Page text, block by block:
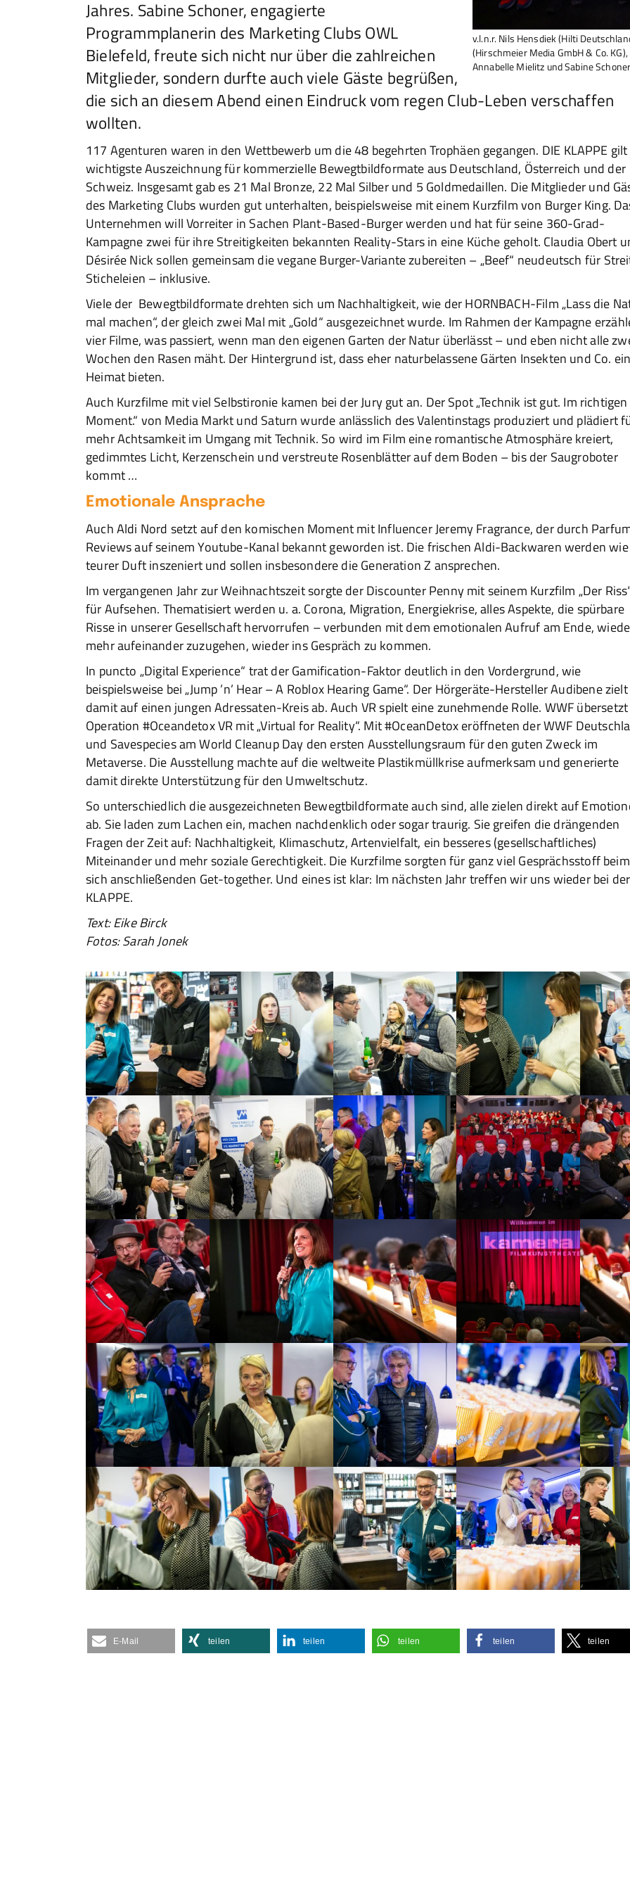
v.l.n.r. Nils Hensdiek (Hilti
(Hirschmeier Media GmbH & Co.
Annabelle Mielitz und Sabine
Jahres. Sabine Schoner, engagierte
Programmplanerin des Marketing Clubs OWL
Bielefeld, freute sich nicht nur über die zahlreichen
Mitglieder, sondern durfte auch viele Gäste begrüßen,
die sich an diesem Abend einen Eindruck vom regen Club-Leben verschaffen
wollten.
117 Agenturen waren in den Wettbewerb um die 48 begehrten Trophäen gegangen. DIE KLAPPE
wichtigste Auszeichnung für kommerzielle Bewegtbildformate aus Deutschland, Österreich und der
Schweiz. Insgesamt gab es 21 Mal Bronze, 22 Mal Silber und 5 Goldmedaillen. Die Mitglieder und
des Marketing Clubs wurden gut unterhalten, beispielsweise mit einem Kurzfilm von Burger King.
Unternehmen will Vorreiter in Sachen Plant-Based-Burger werden und hat für seine 360-Grad-
Kampagne zwei für ihre Streitigkeiten bekannten Reality-Stars in eine Küche geholt. Claudia Obert
Désirée Nick sollen gemeinsam die vegane Burger-Variante zubereiten – „Beef“ neudeutsch für
Sticheleien – inklusive.
Viele der Bewegtbildformate drehten sich um Nachhaltigkeit, wie der HORNBACH-Film „Lass die
mal machen“, der gleich zwei Mal mit „Gold“ ausgezeichnet wurde. Im Rahmen der Kampagne
vier Filme, was passiert, wenn man den eigenen Garten der Natur überlässt – und eben nicht alle
Wochen den Rasen mäht. Der Hintergrund ist, dass eher naturbelassene Gärten Insekten und Co.
Heimat bieten.
Auch Kurzfilme mit viel Selbstironie kamen bei der Jury gut an. Der Spot „Technik ist gut. Im richtigen
Moment.“ von Media Markt und Saturn wurde anlässlich des Valentinstags produziert und plädiert
mehr Achtsamkeit im Umgang mit Technik. So wird im Film eine romantische Atmosphäre kreiert,
gedimmtes Licht, Kerzenschein und verstreute Rosenblätter auf dem Boden – bis der Saugroboter
kommt …
Emotionale Ansprache
Auch Aldi Nord setzt auf den komischen Moment mit Influencer Jeremy Fragrance, der durch
Reviews auf seinem Youtube-Kanal bekannt geworden ist. Die frischen Aldi-Backwaren werden
teurer Duft inszeniert und sollen insbesondere die Generation Z ansprechen.
Im vergangenen Jahr zur Weihnachtszeit sorgte der Discounter Penny mit seinem Kurzfilm „Der
für Aufsehen. Thematisiert werden u. a. Corona, Migration, Energiekrise, alles Aspekte, die spürbare
Risse in unserer Gesellschaft hervorrufen – verbunden mit dem emotionalen Aufruf am Ende,
mehr aufeinander zuzugehen, wieder ins Gespräch zu kommen.
In puncto „Digital Experience“ trat der Gamification-Faktor deutlich in den Vordergrund, wie
beispielsweise bei „Jump ’n’ Hear – A Roblox Hearing Game“. Der Hörgeräte-Hersteller Audibene zielt
damit auf einen jungen Adressaten-Kreis ab. Auch VR spielt eine zunehmende Rolle. WWF
Operation #Oceandetox VR mit „Virtual for Reality“. Mit #OceanDetox eröffneten der WWF
und Savespecies am World Cleanup Day den ersten Ausstellungsraum für den guten Zweck im
Metaverse. Die Ausstellung machte auf die weltweite Plastikmüllkrise aufmerksam und generierte
damit direkte Unterstützung für den Umweltschutz.
So unterschiedlich die ausgezeichneten Bewegtbildformate auch sind, alle zielen direkt auf
ab. Sie laden zum Lachen ein, machen nachdenklich oder sogar traurig. Sie greifen die drängenden
Fragen der Zeit auf: Nachhaltigkeit, Klimaschutz, Artenvielfalt, ein besseres (gesellschaftliches)
Miteinander und mehr soziale Gerechtigkeit. Die Kurzfilme sorgten für ganz viel Gesprächsstoff beim
sich anschließenden Get-together. Und eines ist klar: Im nächsten Jahr treffen wir uns wieder bei der
KLAPPE.
Text: Eike Birck
Fotos: Sarah Jonek
E-Mail teilen teilen teilen teilen teilen